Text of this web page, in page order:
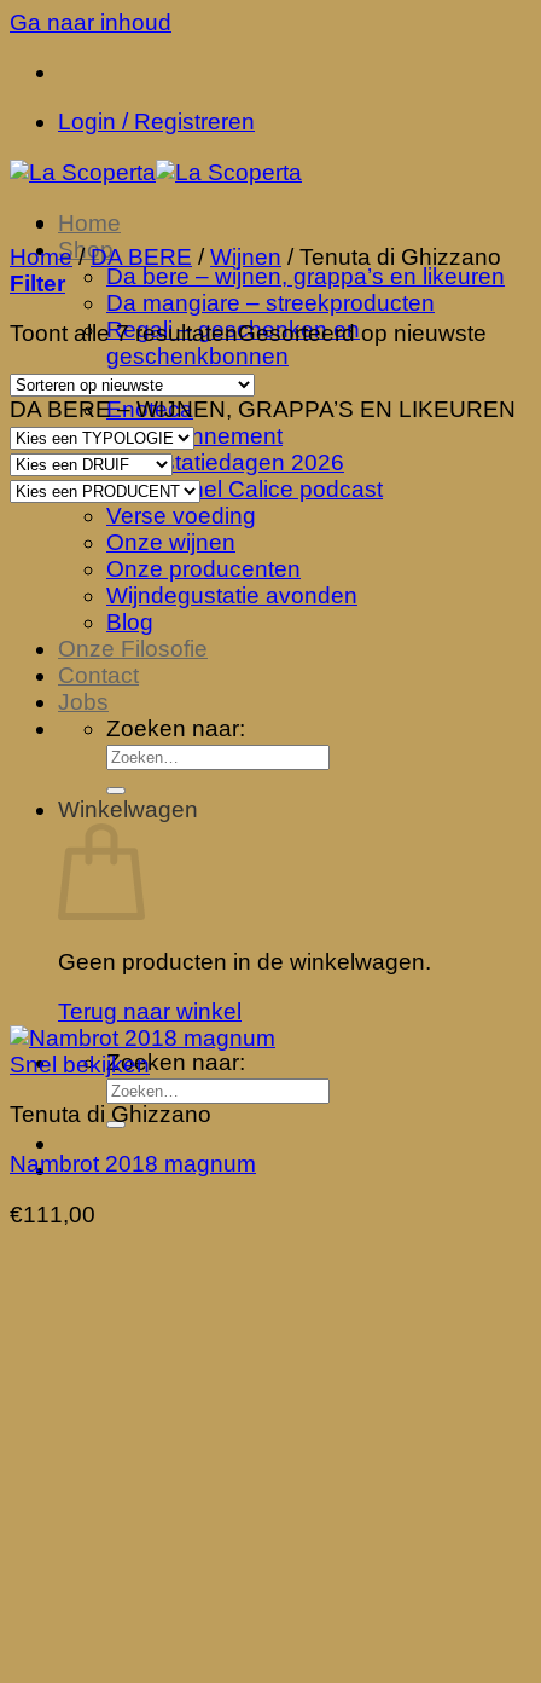
Ga naar inhoud
Login / Registreren
Home
Shop
Da bere – wijnen, grappa’s en likeuren
Da mangiare – streekproducten
Regali – geschenken en
geschenkbonnen
Ontdekken
Enoteca
Wijnabonnement
Degustatiedagen 2026
Viaggio nel Calice podcast
Verse voeding
Onze wijnen
Onze producenten
Wijndegustatie avonden
Blog
Onze Filosofie
Contact
Jobs
Zoeken naar:
Winkelwagen
Geen producten in de winkelwagen.
Terug naar winkel
Zoeken naar:
Home / DA BERE / Wijnen /Tenuta di Ghizzano
Filter
Toont alle 7 resultatenGesorteerd op nieuwste
DA BERE – WIJNEN, GRAPPA’S EN LIKEUREN
Snel bekijken
Tenuta di Ghizzano
Nambrot 2018 magnum
€111,00